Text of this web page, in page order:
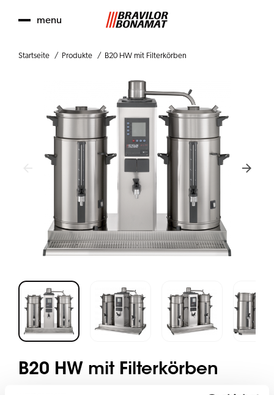
menu
Startseite Produkte B20 HW mit Filterkörben
B20 HW mit Filterkörben